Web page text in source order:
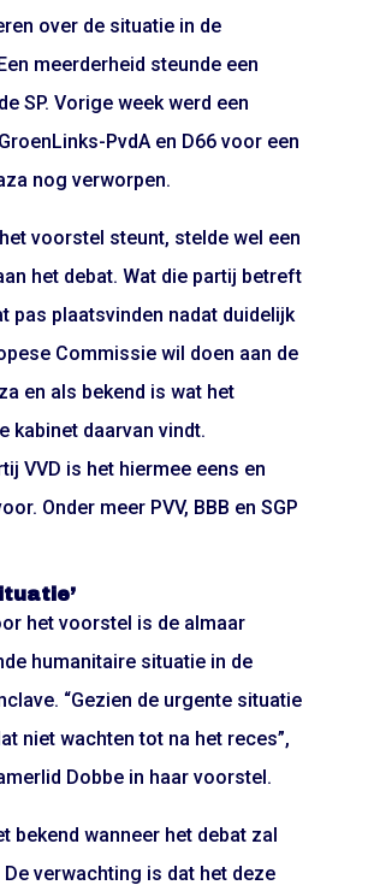
over de situatie in de
meerderheid steunde een
SP. Vorige week werd een
PvdA en D66 voor een
nog verworpen.
voorstel steunt, stelde wel een
het debat. Wat die partij betreft
pas plaatsvinden nadat duidelijk
Commissie wil doen aan de
en als bekend is wat het
kabinet daarvan vindt.
VVD is het hiermee eens en
Onder meer PVV, BBB en SGP
het voorstel is de almaar
humanitaire situatie in de
“Gezien de urgente situatie
niet wachten tot na het reces”,
Dobbe in haar voorstel.
bekend wanneer het debat zal
verwachting is dat het deze